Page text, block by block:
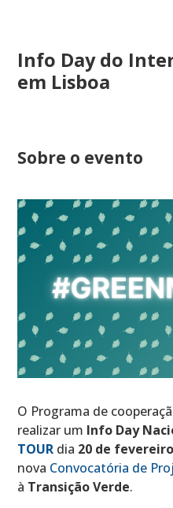
Info Day do
em Lisboa
Sobre o evento
O Programa de
realizar um Info Day
TOUR dia 20 de fevereiro
nova Convocatória de
à Transição Verde.